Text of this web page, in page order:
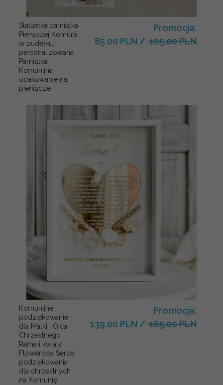
Statuetka pamiątka
Pierwszej Komunii
w pudełku,
personalizowana
Pamiątka
Komunijna
opakowanie na
pieniądze
Promocja:
85.00 PLN / 105.00 PLN
Komunijne
podziękowanie
dla Matki i Ojca
Chrzestnego
Rama i kwiaty ,
Flowerbox Serce
podziękowania
dla chrzestnych
na Komunię
Promocja:
139.00 PLN / 165.00 PLN